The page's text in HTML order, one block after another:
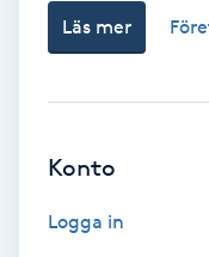
Bottenfärg
Brynformning
Brynfärgning
Läs mer
Konto
Logga in